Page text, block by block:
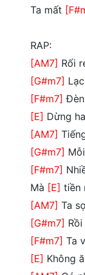
Ta mất
RAP:
[AM7] Rối
[G#m7]
[F#m7]
[E] Dừng
[AM7]
[G#m7]
[F#m7]
Mà [E] tiền
[AM7] Ta
[G#m7]
[F#m7] Ta
[E] Không